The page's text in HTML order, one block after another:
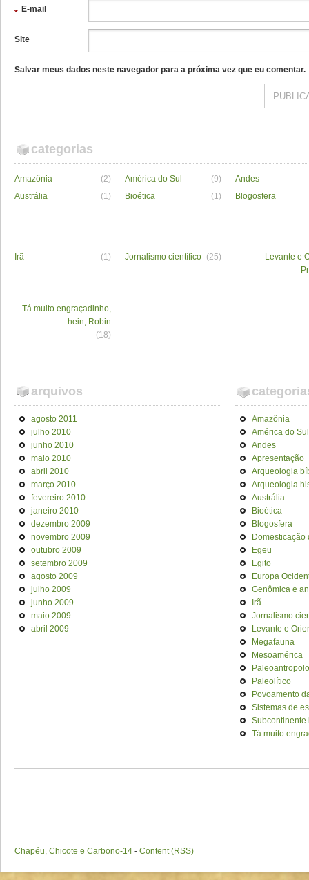
E-mail
*
Site
Salvar meus dados neste navegador para a próxima vez que eu comentar.
categorias
Amazônia (2) América do Sul (9)
Andes
Austrália
(1) Bioética (1) Blogosfera
Irã (1) Jornalismo científico (25)
Levante e
Tá muito engraçadinho,
hein, Robin
(18)
arquivos
agosto 2011
julho 2010
junho 2010
maio 2010
abril 2010
março 2010
fevereiro 2010
janeiro 2010
dezembro 2009
novembro 2009
outubro 2009
setembro 2009
agosto 2009
julho 2009
junho 2009
maio 2009
abril 2009
Amazônia
América do Sul
Andes
Apresentação
Arqueologia
Arqueologia
Austrália
Bioética
Blogosfera
Domesticação
Egeu
Egito
Europa
Genômica e
Irã
Jornalismo
Levante e
Megafauna
Mesoamérica
Paleolítico
Povoamento
Sistemas de
Subcontinente
Tá muito
Chapéu, Chicote e Carbono-14 - Content (RSS)